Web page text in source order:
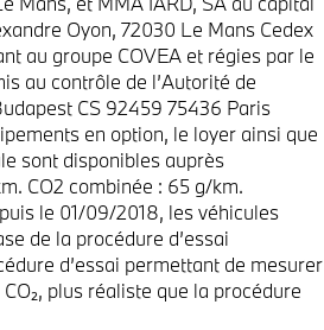
Oyon, 72030 Le Mans Cedex
au groupe COVEA et régies par le
au contrôle de l’Autorité de
CS 92459 75436 Paris
en option, le loyer ainsi que
sont disponibles auprès
CO2 combinée : 65 g/km.
le 01/09/2018, les véhicules
de la procédure d’essai
d’essai permettant de mesurer
plus réaliste que la procédure